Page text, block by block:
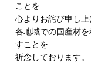
ことを
心よりお詫び申し上
各地域での国産材を
すことを
祈念しております。